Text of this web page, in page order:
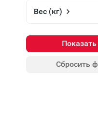
Вес (кг)
Показать
Сбросить